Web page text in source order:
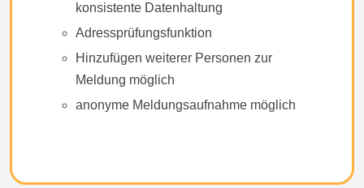
konsistente Datenhaltung
Adressprüfungsfunktion
Hinzufügen weiterer Personen zur
Meldung möglich
anonyme Meldungsaufnahme möglich